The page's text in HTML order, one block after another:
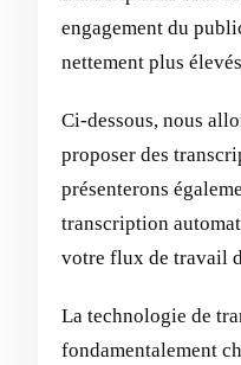
engagement du
nettement plus
Ci-dessous, nous
proposer des
présenterons
transcription
votre flux de travail
La technologie de
fondamentalement